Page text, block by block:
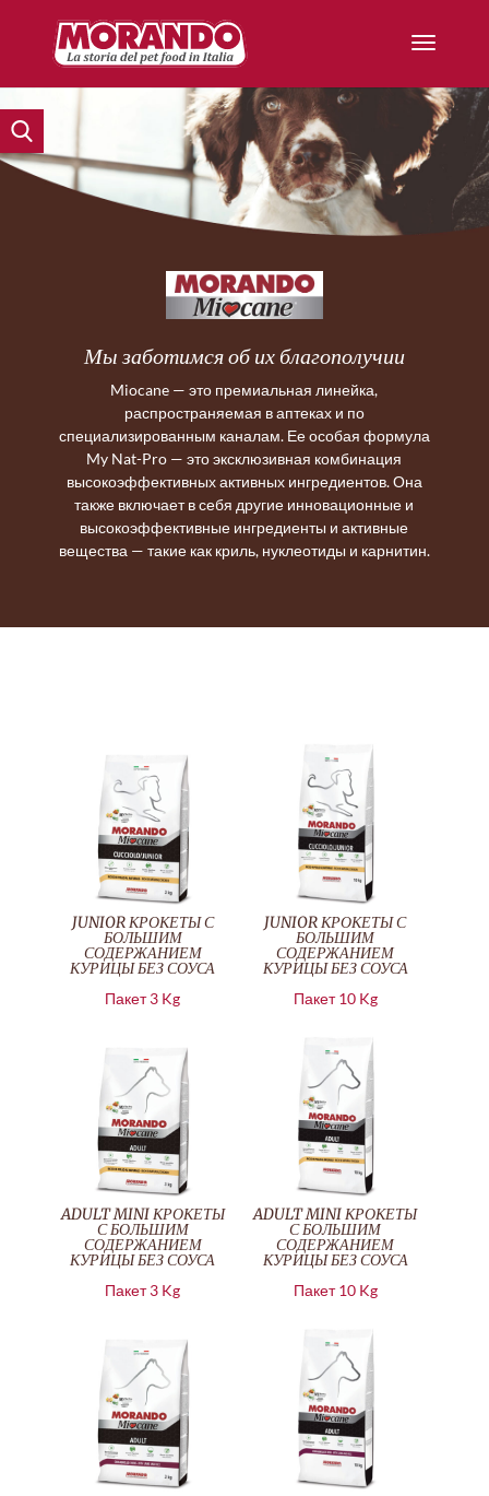
Мы заботимся об их благополучии
Miocane — это премиальная линейка,
распространяемая в аптеках и по
специализированным каналам. Ее особая формула
My Nat-Pro — это эксклюзивная комбинация
высокоэффективных активных ингредиентов. Она
также включает в себя другие инновационные и
высокоэффективные ингредиенты и активные
вещества — такие как криль, нуклеотиды и карнитин.
JUNIOR КРОКЕТЫ С
БОЛЬШИМ
СОДЕРЖАНИЕМ
КУРИЦЫ БЕЗ СОУСА
Пакет 3 Kg
JUNIOR КРОКЕТЫ С
БОЛЬШИМ
СОДЕРЖАНИЕМ
КУРИЦЫ БЕЗ СОУСА
Пакет 10 Kg
ADULT MINI КРОКЕТЫ
С БОЛЬШИМ
СОДЕРЖАНИЕМ
КУРИЦЫ БЕЗ СОУСА
Пакет 3 Kg
ADULT MINI КРОКЕТЫ
С БОЛЬШИМ
СОДЕРЖАНИЕМ
КУРИЦЫ БЕЗ СОУСА
Пакет 10 Kg